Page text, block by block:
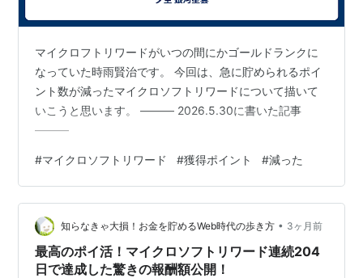
マイクロフトリワードがいつの間にかゴールドランクに
なっていた時雨賢治です。 今回は、急に貯められるポイ
ント数が減ったマイクロソフトリワードについて描いて
いこうと思います。 ――― 2026.5.30に書いた記事
―――
#マイクロソフトリワード #獲得ポイント #減った
知らなきゃ大損！お金を貯めるWeb時代の歩き方 • 3ヶ月前
最高のポイ活！マイクロソフトリワード連続204
日で達成した驚きの報酬額公開！